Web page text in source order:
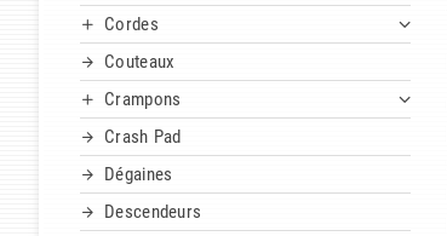
Cordes
Couteaux
Crampons
Crash Pad
Dégaines
Descendeurs